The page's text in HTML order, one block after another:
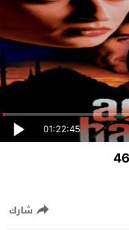
01:22:45
شارك